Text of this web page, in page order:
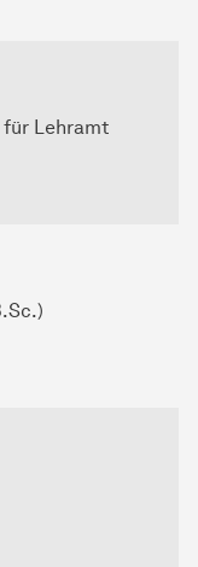
für Lehramt